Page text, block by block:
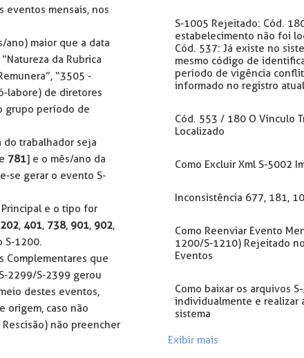
eventos mensais, nos
ano) maior que a data
da Rubrica
“3505 -
labore) de diretores
grupo período de
do trabalhador seja
781] e o mês/ano da
se gerar o evento S-
Principal e o tipo for
202, 401, 738, 901, 902,
S-1200.
Complementares que
2299/S-2399 gerou
destes eventos,
origem, caso não
não preencher
S-1005 Rejeitado: Cód.
estabelecimento não foi
Cód. 537: Já existe no
mesmo código de
período de vigência
informado no registro
Cód. 553 / 180 O Vínculo
Localizado
Como Excluir Xml S-5002
Inconsistência 677, 181,
Como Reenviar Evento
1200/S-1210) Rejeitado
Eventos
Como baixar os arquivos
individualmente e realizar
sistema
Exibir mais